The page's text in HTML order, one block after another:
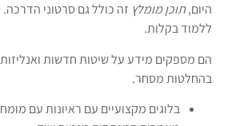
היום,תוכן מומלץ זה כולל גם סרטוני הדרכה.
ללמוד בקלות.
הם מספקים מידע על שיטות חדשות ואנליזות
בהחלטות מסחר.
בלוגים מקצועיים עם ראיונות עם